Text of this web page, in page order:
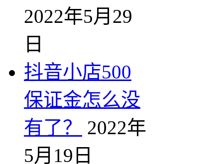
2022年5月29
日
抖音小店500
保证金怎么没
有了？
2022年
5月19日